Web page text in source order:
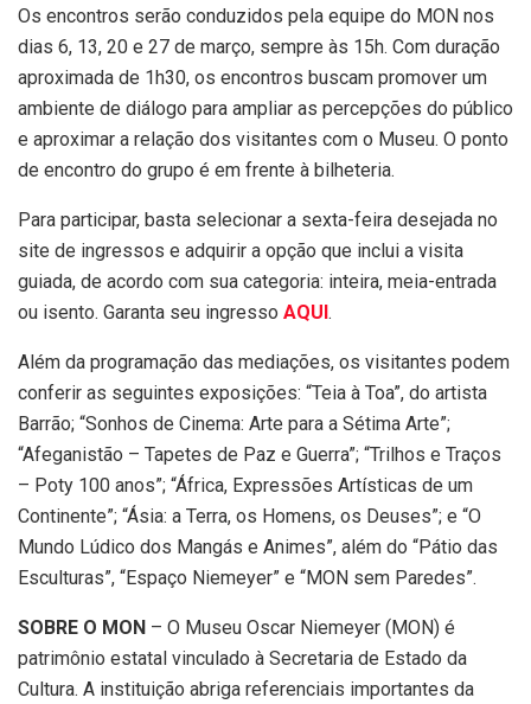
Os encontros serão conduzidos pela equipe do MON nos
dias 6, 13, 20 e 27 de março, sempre às 15h. Com duração
aproximada de 1h30, os encontros buscam promover um
ambiente de diálogo para ampliar as percepções do público
e aproximar a relação dos visitantes com o Museu. O ponto
de encontro do grupo é em frente à bilheteria.
Para participar, basta selecionar a sexta-feira desejada no
site de ingressos e adquirir a opção que inclui a visita
guiada, de acordo com sua categoria: inteira, meia-entrada
ou isento. Garanta seu ingresso AQUI.
Além da programação das mediações, os visitantes podem
conferir as seguintes exposições: “Teia à Toa”, do artista
Barrão; “Sonhos de Cinema: Arte para a Sétima Arte”;
“Afeganistão – Tapetes de Paz e Guerra”; “Trilhos e Traços
– Poty 100 anos”; “África, Expressões Artísticas de um
Continente”; “Ásia: a Terra, os Homens, os Deuses”; e “O
Mundo Lúdico dos Mangás e Animes”, além do “Pátio das
Esculturas”, “Espaço Niemeyer” e “MON sem Paredes”.
SOBRE O MON – O Museu Oscar Niemeyer (MON) é
patrimônio estatal vinculado à Secretaria de Estado da
Cultura. A instituição abriga referenciais importantes da